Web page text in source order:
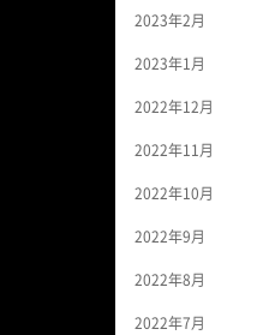
2023年2月
2023年1月
2022年12月
2022年11月
2022年10月
2022年9月
2022年8月
2022年7月